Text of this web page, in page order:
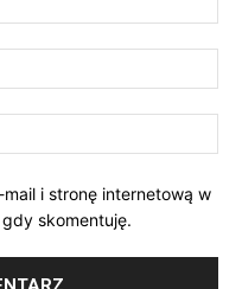
i stronę internetową w
skomentuję.